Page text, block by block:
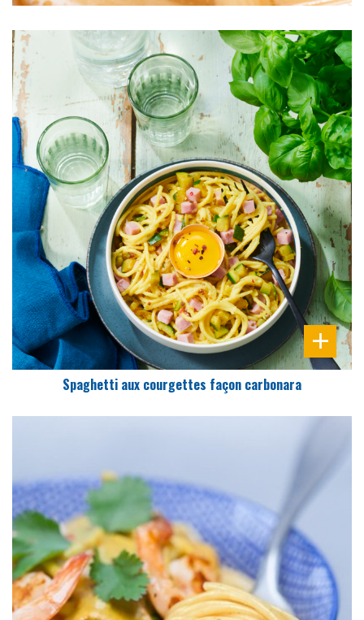
DIFFICULTÉ
PRÉPARATION
10 Min
Spaghetti aux courgettes façon carbonara
DIFFICULTÉ